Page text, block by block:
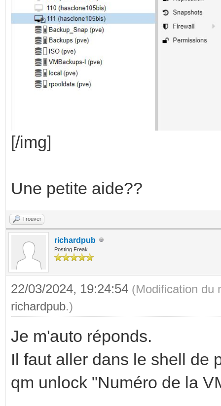
[/img]
Une petite aide??
Trouver
richardpub
Posting Freak
22/03/2024, 19:24:54 (Modification du
richardpub.)
Je m'auto réponds.
Il faut aller dans le shell de
qm unlock "Numéro de la